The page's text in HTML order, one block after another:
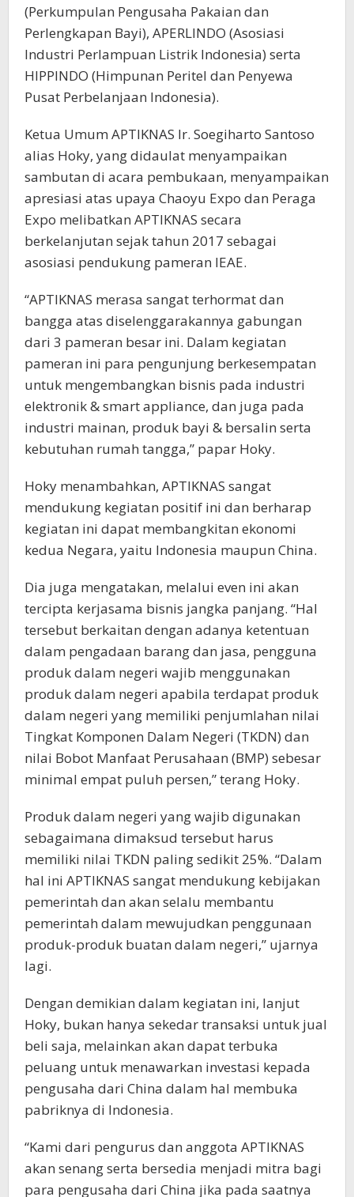
(Perkumpulan Pengusaha Pakaian dan
Perlengkapan Bayi), APERLINDO (Asosiasi
Industri Perlampuan Listrik Indonesia) serta
HIPPINDO (Himpunan Peritel dan Penyewa
Pusat Perbelanjaan Indonesia).
Ketua Umum APTIKNAS Ir. Soegiharto Santoso
alias Hoky, yang didaulat menyampaikan
sambutan di acara pembukaan, menyampaikan
apresiasi atas upaya Chaoyu Expo dan Peraga
Expo melibatkan APTIKNAS secara
berkelanjutan sejak tahun 2017 sebagai
asosiasi pendukung pameran IEAE.
“APTIKNAS merasa sangat terhormat dan
bangga atas diselenggarakannya gabungan
dari 3 pameran besar ini. Dalam kegiatan
pameran ini para pengunjung berkesempatan
untuk mengembangkan bisnis pada industri
elektronik & smart appliance, dan juga pada
industri mainan, produk bayi & bersalin serta
kebutuhan rumah tangga,” papar Hoky.
Hoky menambahkan, APTIKNAS sangat
mendukung kegiatan positif ini dan berharap
kegiatan ini dapat membangkitan ekonomi
kedua Negara, yaitu Indonesia maupun China.
Dia juga mengatakan, melalui even ini akan
tercipta kerjasama bisnis jangka panjang. “Hal
tersebut berkaitan dengan adanya ketentuan
dalam pengadaan barang dan jasa, pengguna
produk dalam negeri wajib menggunakan
produk dalam negeri apabila terdapat produk
dalam negeri yang memiliki penjumlahan nilai
Tingkat Komponen Dalam Negeri (TKDN) dan
nilai Bobot Manfaat Perusahaan (BMP) sebesar
minimal empat puluh persen,” terang Hoky.
Produk dalam negeri yang wajib digunakan
sebagaimana dimaksud tersebut harus
memiliki nilai TKDN paling sedikit 25%. “Dalam
hal ini APTIKNAS sangat mendukung kebijakan
pemerintah dan akan selalu membantu
pemerintah dalam mewujudkan penggunaan
produk-produk buatan dalam negeri,” ujarnya
lagi.
Dengan demikian dalam kegiatan ini, lanjut
Hoky, bukan hanya sekedar transaksi untuk jual
beli saja, melainkan akan dapat terbuka
peluang untuk menawarkan investasi kepada
pengusaha dari China dalam hal membuka
pabriknya di Indonesia.
“Kami dari pengurus dan anggota APTIKNAS
akan senang serta bersedia menjadi mitra bagi
para pengusaha dari China jika pada saatnya